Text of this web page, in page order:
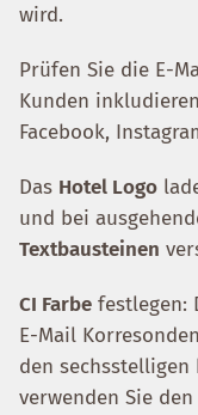
wird.
Prüfen Sie die E-
Kunden
Facebook,
Das Hotel Logo
und bei
Textbausteinen
CI Farbe festlegen:
E-Mail
den sechsstelligen
verwenden Sie